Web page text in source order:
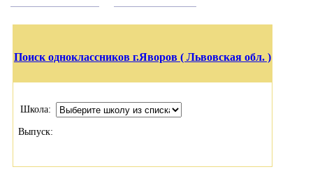
Поиск одноклассников г.Яворов ( Львовская обл. )
Школа:
Выпуск: